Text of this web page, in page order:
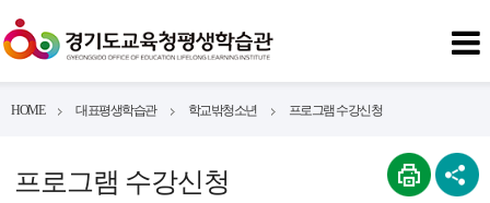
HOME 대표평생학습관 학교밖청소년 프로그램 수강신청
프로그램 수강신청